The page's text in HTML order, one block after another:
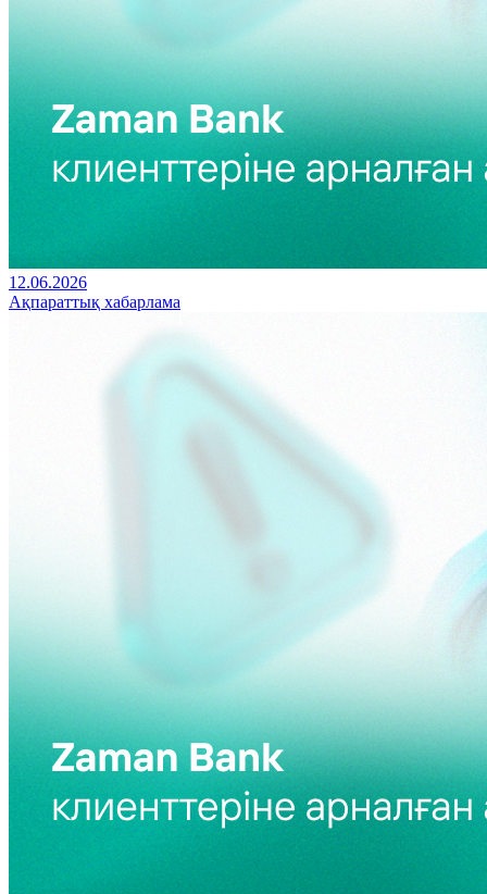
12.06.2026
Ақпараттық хабарлама